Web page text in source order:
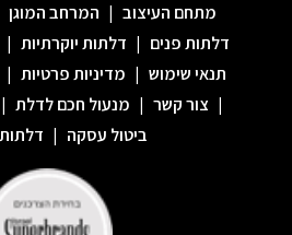
מתחם העיצוב | המרחב המוגן
דלתות פנים | דלתות יוקרתיות |
תנאי שימוש | מדיניות פרטיות |
| צור קשר | מנעול חכם לדלת |
ביטול עסקה |